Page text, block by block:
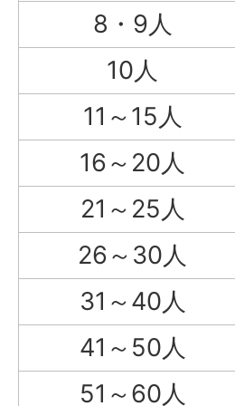
8・9人
10人
11～15人
16～20人
21～25人
26～30人
31～40人
41～50人
51～60人